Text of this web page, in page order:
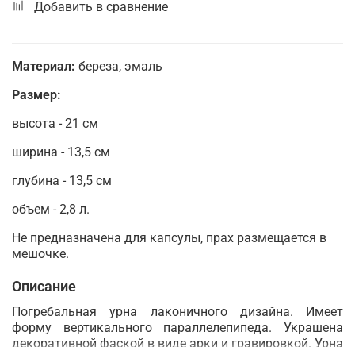
Добавить в сравнение
Материал: береза, эмаль
Размер:
высота - 21 см
ширина - 13,5 см
глубина - 13,5 см
объем - 2,8 л.
Не предназначена для капсулы, прах размещается в
мешочке.
Описание
Погребальная урна лаконичного дизайна. Имеет
форму вертикального параллелепипеда. Украшена
декоративной фаской в виде арки и гравировкой. Урна